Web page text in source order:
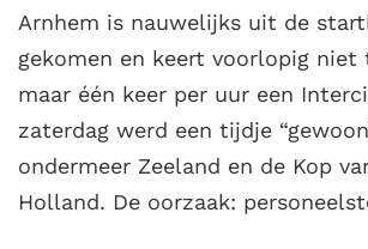
Arnhem is nauwelijks uit de
gekomen en keert voorlopig niet
maar één keer per uur een
zaterdag werd een tijdje
ondermeer Zeeland en de Kop
Holland. De oorzaak: